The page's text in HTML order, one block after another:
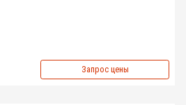
Запрос цены